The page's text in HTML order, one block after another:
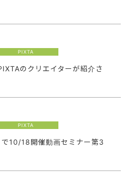
PIXTA
のクリエイターが紹介さ
PIXTA
で10/18開催動画セミナー第3